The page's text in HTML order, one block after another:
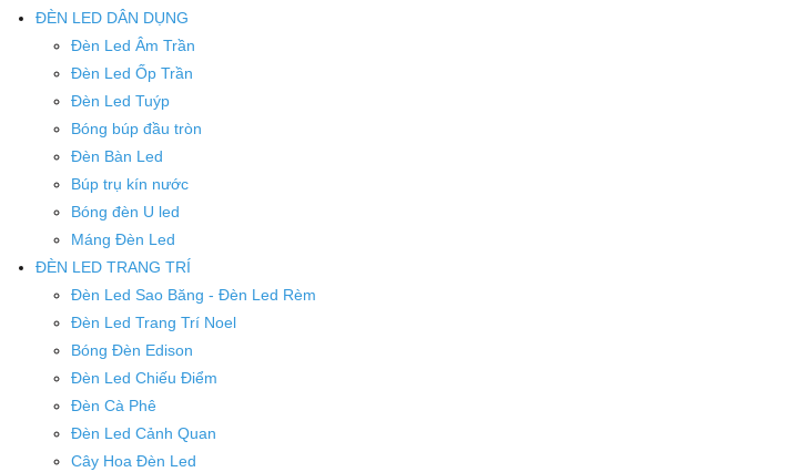
ĐÈN LED DÂN DỤNG
Đèn Led Âm Trần
Đèn Led Ốp Trần
Đèn Led Tuýp
Bóng búp đầu tròn
Đèn Bàn Led
Búp trụ kín nước
Bóng đèn U led
Máng Đèn Led
ĐÈN LED TRANG TRÍ
Đèn Led Sao Băng - Đèn Led Rèm
Đèn Led Trang Trí Noel
Bóng Đèn Edison
Đèn Led Chiếu Điểm
Đèn Cà Phê
Đèn Led Cảnh Quan
Cây Hoa Đèn Led